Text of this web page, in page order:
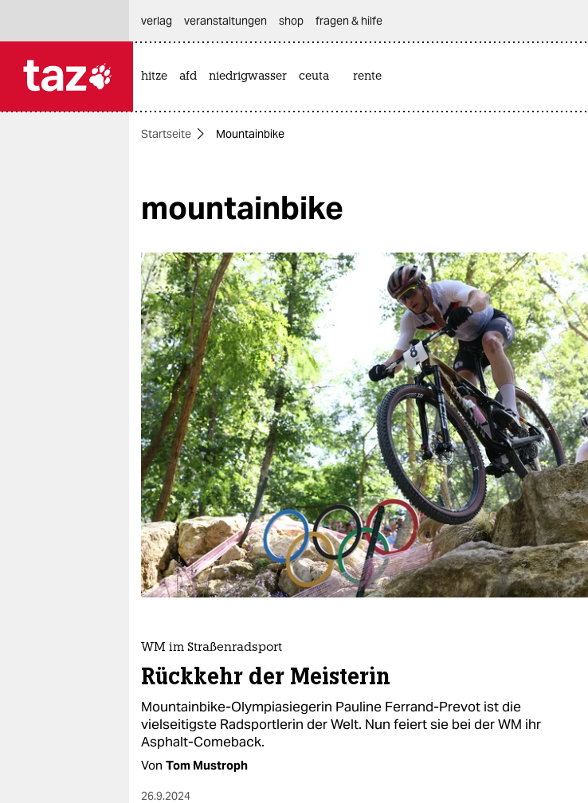
themen
öko
gesellschaft
kultur
sport
berlin
nord
wahrheit
verlag
verlag
veranstaltungen
shop
fragen & hilfe
abo
genossenschaft
epaper login
verlag
veranstaltungen shop fragen & hilfe
hitze afd niedrigwasser ceuta rente
Startseite Mountainbike
mountainbike
WM im Straßenradsport
Rückkehr der Meisterin
Mountainbike-Olympiasiegerin Pauline Ferrand-Prevot ist die
vielseitigste Radsportlerin der Welt. Nun feiert sie bei der WM ihr
Asphalt-Comeback.
Von Tom Mustroph
26.9.2024